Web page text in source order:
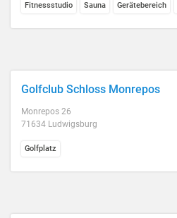
Fitnessstudio Sauna Gerätebereich
Golfclub Schloss Monrepos
Monrepos 26
71634 Ludwigsburg
Golfplatz